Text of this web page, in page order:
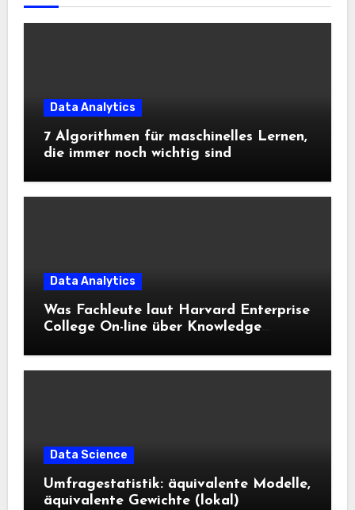
Data Analytics
7 Algorithmen für maschinelles Lernen,
die immer noch wichtig sind
Data Analytics
Was Fachleute laut Harvard Enterprise
College On-line über Knowledge
Data Science
Umfragestatistik: äquivalente Modelle,
äquivalente Gewichte (lokal)